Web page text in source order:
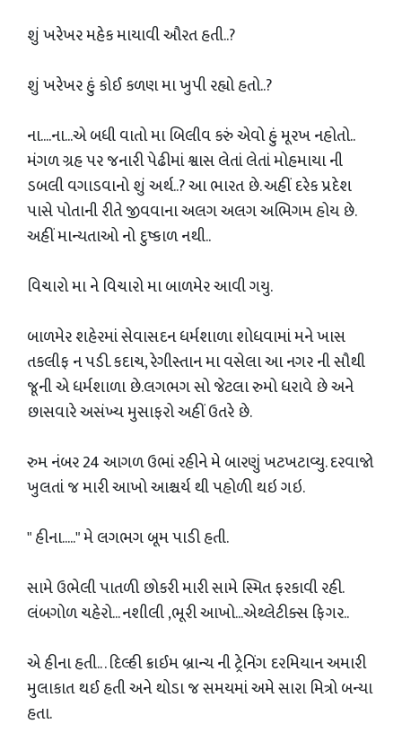
શું ખરેખર મહેક માયાવી ઔરત હતી..?
શું ખરેખર હું કોઈ કળણ મા ખુપી રહ્યો હતો..?
ના....ના...એ બધી વાતો મા બિલીવ કરું એવો હું મૂરખ નહોતો..
મંગળ ગ્રહ પર જનારી પેઢીમાં શ્વાસ લેતાં લેતાં મોહમાયા ની
ડબલી વગાડવાનો શું અર્થ..? આ ભારત છે. અહીં દરેક પ્રદેશ
પાસે પોતાની રીતે જીવવાના અલગ અલગ અભિગમ હોય છે.
અહીં માન્યતાઓ નો દુષ્કાળ નથી..
વિચારો મા ને વિચારો મા બાળમેર આવી ગયુ.
બાળમેર શહેરમાં સેવાસદન ધર્મશાળા શોધવામાં મને ખાસ
તકલીફ ન પડી. કદાચ, રેગીસ્તાન મા વસેલા આ નગર ની સૌથી
જૂની એ ધર્મશાળા છે.લગભગ સો જેટલા રુમો ધરાવે છે અને
છાસવારે અસંખ્ય મુસાફરો અહીં ઉતરે છે.
રુમ નંબર 24 આગળ ઉભાં રહીને મે બારણું ખટખટાવ્યુ. દરવાજો
ખુલતાં જ મારી આખો આશ્ચર્ય થી પહોળી થઇ ગઇ.
" હીના....." મે લગભગ બૂમ પાડી હતી.
સામે ઉભેલી પાતળી છોકરી મારી સામે સ્મિત ફરકાવી રહી.
લંબગોળ ચહેરો... નશીલી ,ભૂરી આખો...એથ્લેટીક્સ ફિગર..
એ હીના હતી.. . દિલ્હી ક્રાઈમ બ્રાન્ચ ની ટ્રેનિંગ દરમિયાન અમારી
મુલાકાત થઈ હતી અને થોડા જ સમયમાં અમે સારા મિત્રો બન્યા
હતા.